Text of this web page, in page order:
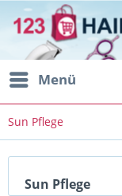
Menü
Sun Pflege
Sun Pflege